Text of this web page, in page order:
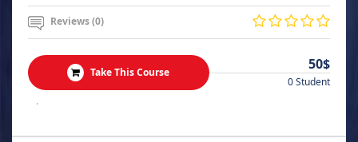
Reviews (0)
Take This Course 50$
0 Student
.